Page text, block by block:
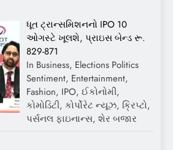
ધૂત ટ્રાન્સમિશનનો IPO 10
ઓગસ્ટે ખૂલશે, પ્રાઇસ બેન્ડ રૂ.
829-871
In Business, Elections Politics
Sentiment, Entertainment,
Fashion, IPO, ઈકોનોમી,
કોમોડિટી, કોર્પોરેટ ન્યૂઝ, ક્રિપ્ટો,
પર્સનલ ફાઇનાન્સ, શેર બજાર